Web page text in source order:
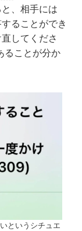
、相手には
ることができ
してくださ
ることが分か
というシチュエ